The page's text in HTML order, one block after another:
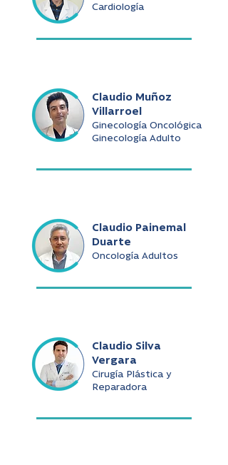
Cardiología
Claudio Muñoz
Villarroel
Ginecología Oncológica
Ginecología Adulto
Claudio Painemal
Duarte
Oncología Adultos
Claudio Silva
Vergara
Cirugía Plástica y
Reparadora